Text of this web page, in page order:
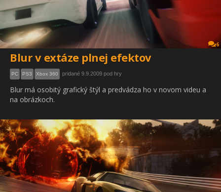
6
Blur v extáze plnej efektov
PC PS3 Xbox 360 pridané 9.9.2009 pod hry
Blur má osobitý grafický štýl a predvádza ho v novom videu a
na obrázkoch.